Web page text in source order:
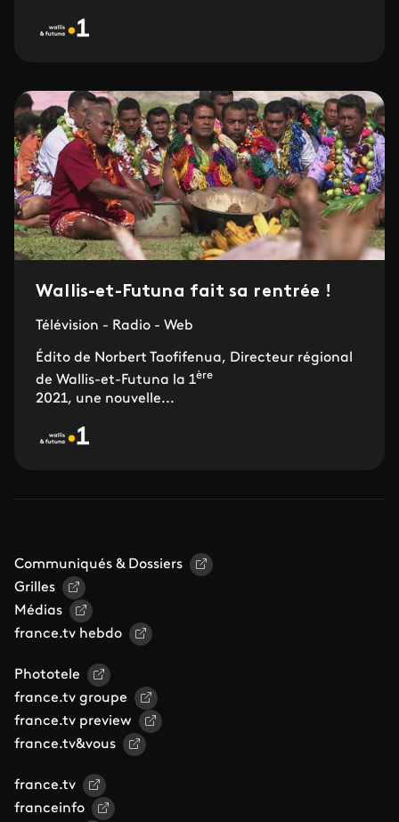
Wallis-et-Futuna fait sa rentrée !
Télévision - Radio - Web
Édito de Norbert Taofifenua, Directeur régional
de Wallis-et-Futuna la 1ère
2021, une nouvelle...
Communiqués & Dossiers
Grilles
Médias
france.tv hebdo
Phototele
france.tv groupe
france.tv preview
france.tv&vous
france.tv
franceinfo